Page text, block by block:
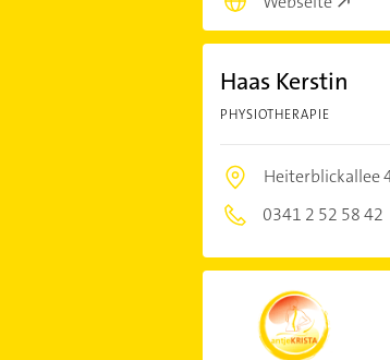
Haas Kerstin
PHYSIOTHERAPIE
Heiterblickallee
0341 2 52 58 42